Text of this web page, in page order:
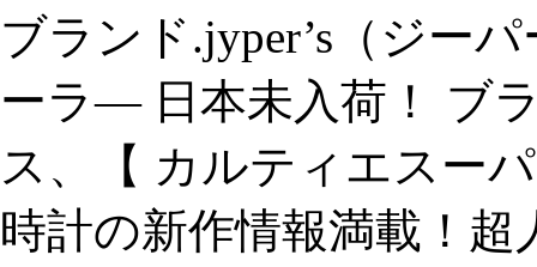
ブランド.jyper’s（ジー
ーラ― 日本未入荷！ ブ
ス、【 カルティエスー
時計の新作情報満載！